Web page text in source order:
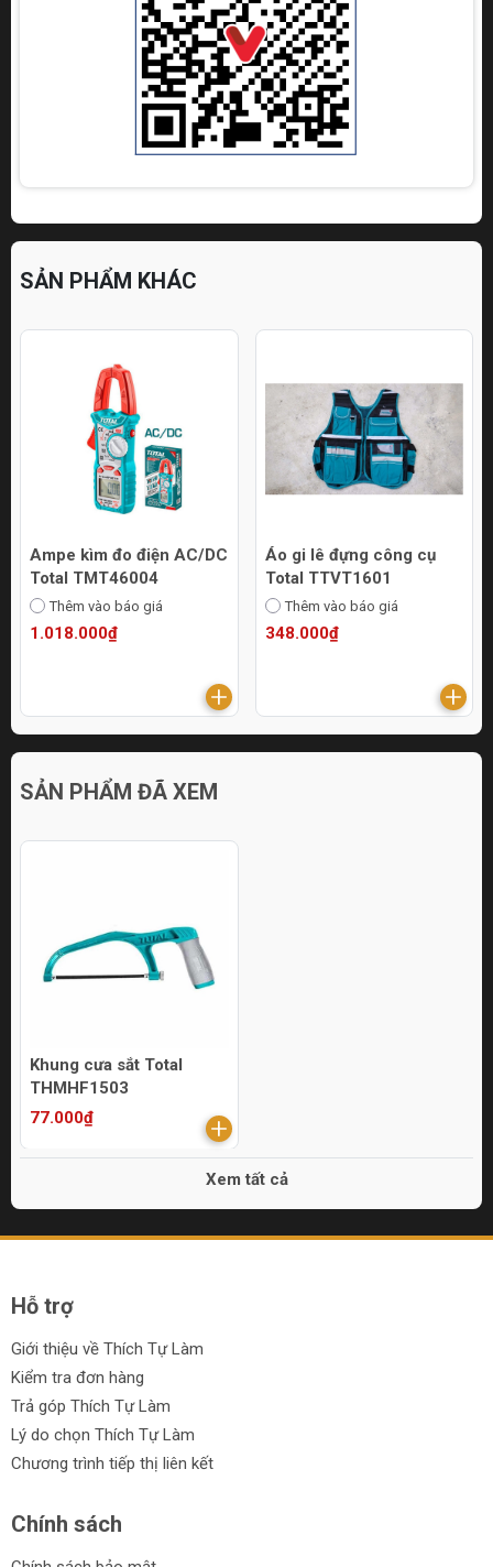
SẢN PHẨM KHÁC
Ampe kìm đo điện AC/DC
Total TMT46004
Thêm vào báo giá
1.018.000₫
Áo gi lê đựng công cụ
Total TTVT1601
Thêm vào báo giá
348.000₫
SẢN PHẨM ĐÃ XEM
Khung cưa sắt Total
THMHF1503
77.000₫
Xem tất cả
Hỗ trợ
Giới thiệu về Thích Tự Làm
Kiểm tra đơn hàng
Trả góp Thích Tự Làm
Lý do chọn Thích Tự Làm
Chương trình tiếp thị liên kết
Chính sách